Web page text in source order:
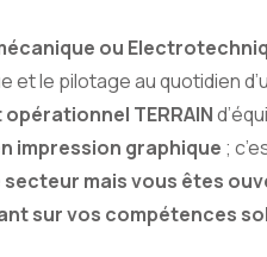
ou
le pilotage au quotidien
TERRAIN
impression graphique ;
secteur mais vous êtes
sur vos compétences